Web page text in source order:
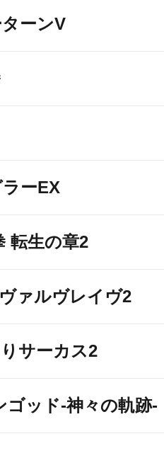
ーンV
ーEX
転生の章2
ァルヴレイヴ2
サーカス2
ッド-神々の軌跡-